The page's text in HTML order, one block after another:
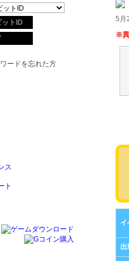
5月
※異
イ
出
ワードを忘れた方